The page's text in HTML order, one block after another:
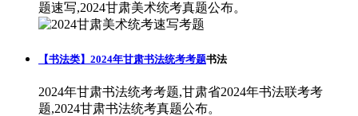
题速写,2024甘肃美术统考真题公布。
【书法类】2024年甘肃书法统考考题书法
2024年甘肃书法统考考题,甘肃省2024年书法联考考
题,2024甘肃书法统考真题公布。